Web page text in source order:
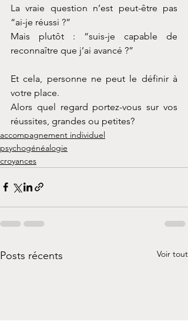
La vraie question n’est peut-être pas
“ai-je réussi ?”
Mais plutôt : “suis-je capable de
reconnaître que j’ai avancé ?”
Et cela, personne ne peut le définir à
votre place.
Alors quel regard portez-vous sur vos
réussites, grandes ou petites?
accompagnement individuel
psychogénéalogie
croyances
Posts récents Voir tout